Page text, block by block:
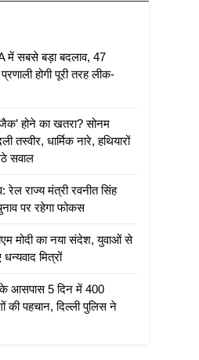
में सबसे बड़ा बदलाव, 47
होगी पूरी तरह लीक-
होने का खतरा? सोनम
धार्मिक नारे, हथियारों
सवाल
रेल राज्य मंत्री रवनीत सिंह
पर रहेगा फोकस
मोदी का नया संदेश, युवाओं से
मित्रों
आसपास 5 दिन में 400
की पहचान, दिल्ली पुलिस ने